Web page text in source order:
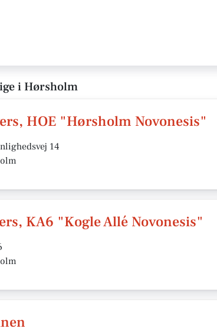
i Hørsholm
HOE "Hørsholm Novonesis"
14
KA6 "Kogle Allé Novonesis"